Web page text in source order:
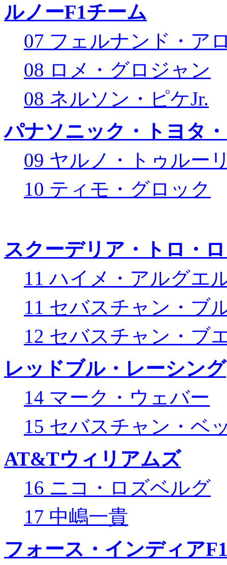
ルノーF1チーム
07 フェルナンド・ア
08 ロメ・グロジャン
08 ネルソン・ピケJr.
パナソニック・トヨタ
09 ヤルノ・トゥルー
10 ティモ・グロック
スクーデリア・トロ・
11 ハイメ・アルグエ
11 セバスチャン・ブ
12 セバスチャン・ブ
レッドブル・レーシング
14 マーク・ウェバー
15 セバスチャン・ベ
AT&Tウィリアムズ
16 ニコ・ロズベルグ
17 中嶋一貴
フォース・インディア